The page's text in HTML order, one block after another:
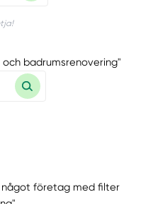
badrumsrenovering"
något företag med filter